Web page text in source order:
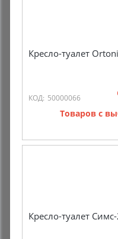
Кресло-туалет
КОД: 50000066
Товаров с
Кресло-туалет